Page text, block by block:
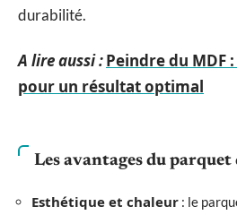
durabilité.
A lire aussi :Peindre du MDF
pour un résultat optimal
Les avantages du parquet
Esthétique et chaleur : le